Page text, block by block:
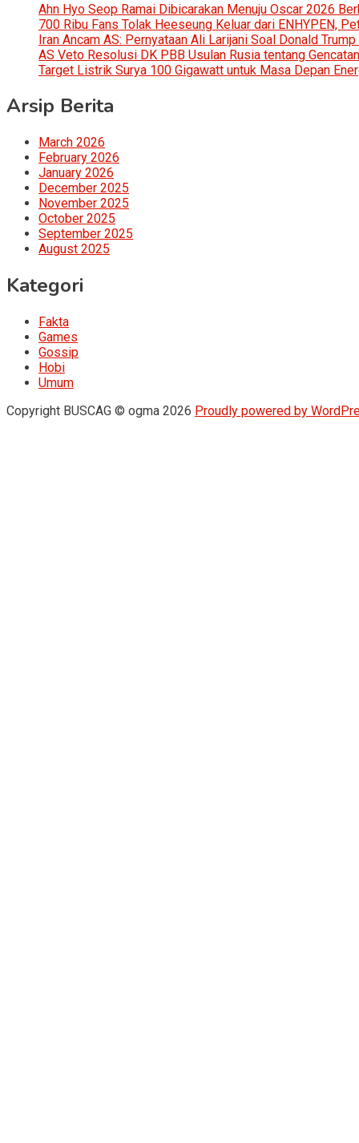
Ahn Hyo Seop Ramai Dibicarakan Menuju Oscar 2026
700 Ribu Fans Tolak Heeseung Keluar dari ENHYPEN,
Iran Ancam AS: Pernyataan Ali Larijani Soal Donald
AS Veto Resolusi DK PBB Usulan Rusia tentang
Target Listrik Surya 100 Gigawatt untuk Masa Depan
Arsip Berita
March 2026
February 2026
January 2026
December 2025
November 2025
October 2025
September 2025
August 2025
Kategori
Fakta
Games
Gossip
Hobi
Umum
Copyright BUSCAG © ogma 2026 Proudly powered by